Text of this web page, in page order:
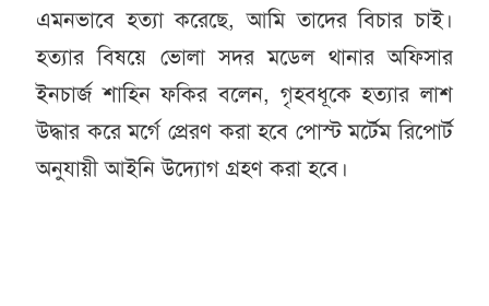
এমনভাবে হত্যা করেছে, আমি তাদের বিচার চাই।
হত্যার বিষয়ে ভোলা সদর মডেল থানার অফিসার
ইনচার্জ শাহিন ফকির বলেন, গৃহবধূকে হত্যার লাশ
উদ্ধার করে মর্গে প্রেরণ করা হবে পোস্ট মর্টেম রিপোর্ট
অনুযায়ী আইনি উদ্যোগ গ্রহণ করা হবে।